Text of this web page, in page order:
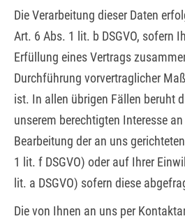
Die Verarbeitung dieser Daten
Art. 6 Abs. 1 lit. b DSGVO, sofern
Erfüllung eines Vertrags
Durchführung vorvertraglicher
ist. In allen übrigen Fällen beruht
unserem berechtigten Interesse
Bearbeitung der an uns
1 lit. f DSGVO) oder auf Ihrer
lit. a DSGVO) sofern diese
Die von Ihnen an uns per